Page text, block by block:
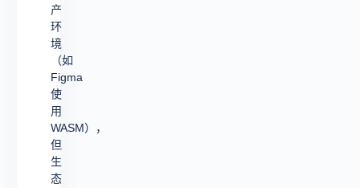
产
环
境
（如
Figma
使
用
WASM），
但
生
态